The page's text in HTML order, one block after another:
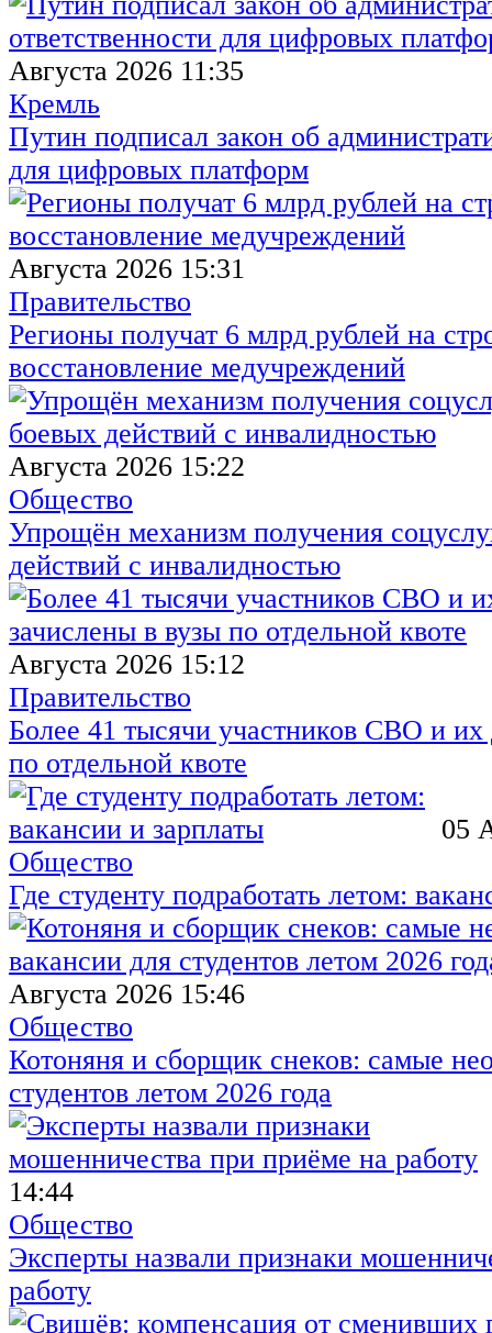
Августа 2026 11:35
Кремль
Путин подписал закон об
для цифровых платформ
Августа 2026 15:31
Правительство
Регионы получат 6 млрд рублей на
восстановление медучреждений
Августа 2026 15:22
Общество
Упрощён механизм получения
действий с инвалидностью
Августа 2026 15:12
Правительство
Более 41 тысячи участников СВО и их
по отдельной квоте
05
Общество
Где студенту подработать летом:
Августа 2026 15:46
Общество
Котоняня и сборщик снеков: самые
студентов летом 2026 года
14:44
Общество
Эксперты назвали признаки
работу